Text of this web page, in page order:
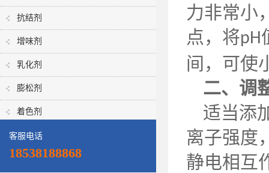
抗结剂
增味剂
乳化剂
膨松剂
着色剂
客服电话
18538188868
力非常小
点，将pH
间，可使
二、 调
适当添
离子强度
静电相互